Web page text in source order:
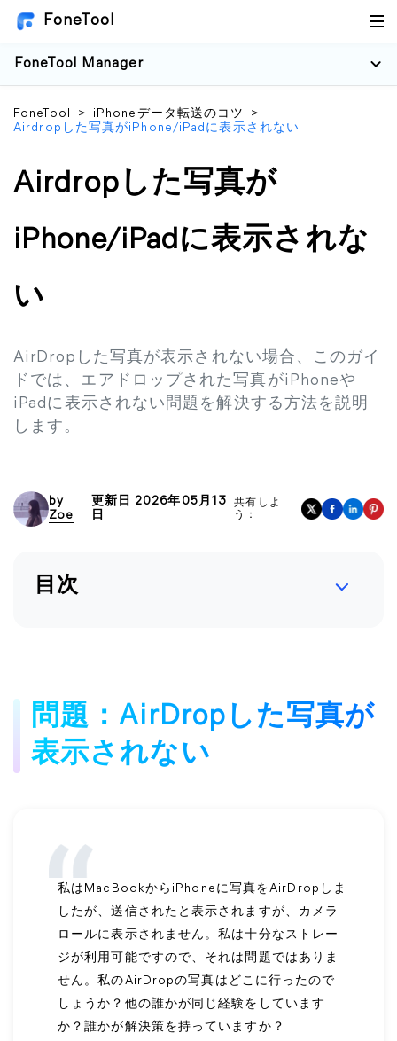
FoneTool
FoneTool Manager
FoneTool > iPhoneデータ転送のコツ
>
Airdropした写真がiPhone/iPadに表示されない
Airdropした写真が
iPhone/iPadに表示されな
い
AirDropした写真が表示されない場合、このガイ
ドでは、エアドロップされた写真がiPhoneや
iPadに表示されない問題を解決する方法を説明
します。
by
Zoe
更新日 2026年05月13
日
共有しよ
う：
目次
問題：AirDropした写真が
表示されない
私はMacBookからiPhoneに写真をAirDropしま
したが、送信されたと表示されますが、カメラ
ロールに表示されません。私は十分なストレー
ジが利用可能ですので、それは問題ではありま
せん。私のAirDropの写真はどこに行ったので
しょうか？他の誰かが同じ経験をしています
か？誰かが解決策を持っていますか？